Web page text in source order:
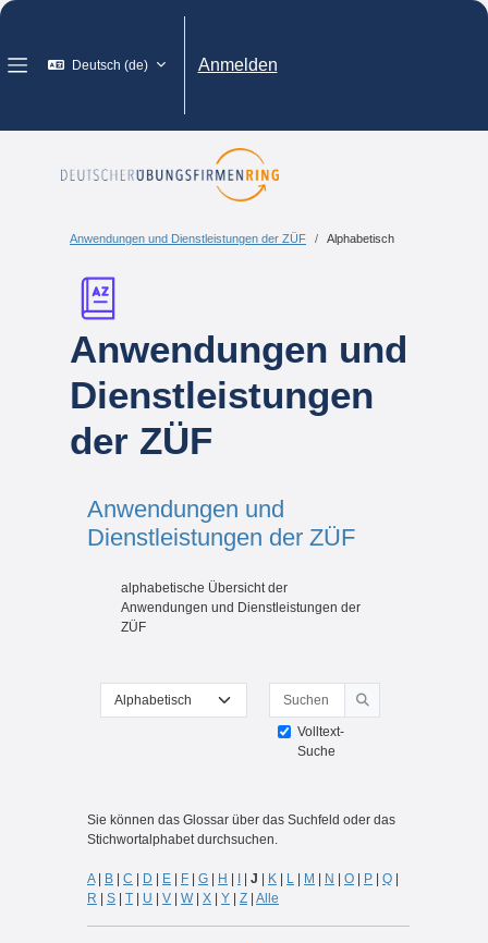
Zum Hauptinhalt
Deutsch ‎(de)‎ Anmelden
Anwendungen und Dienstleistungen der ZÜF Alphabetisch
Anwendungen und
Dienstleistungen
der ZÜF
Anwendungen und
Dienstleistungen der ZÜF
alphabetische Übersicht der
Anwendungen und Dienstleistungen der
ZÜF
Sie können das Glossar über das Suchfeld oder das
Suchen
Suchen
Volltext-
Suche
Sie können das Glossar über das Suchfeld oder das
Stichwortalphabet durchsuchen.
A| B | C | D | E | F | G | H | I | J | K | L | M | N | O | P | Q |
R | S | T | U | V | W| X | Y | Z | Alle